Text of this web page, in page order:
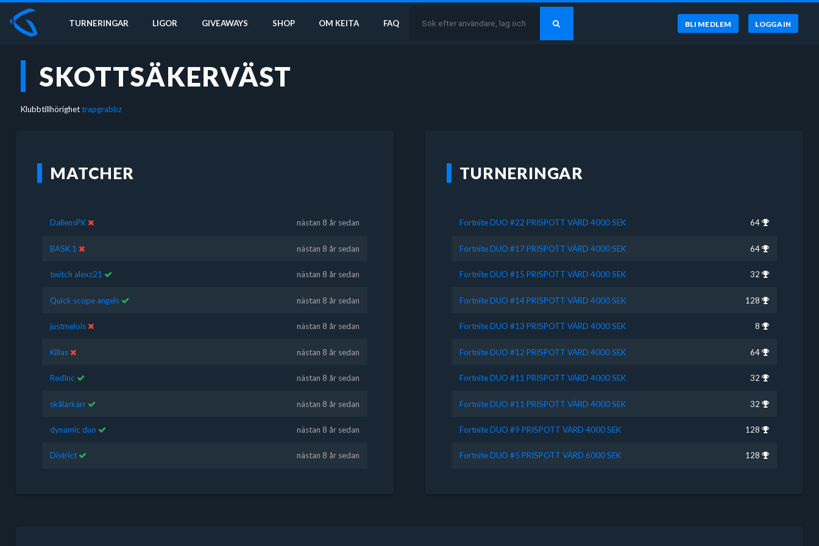
TURNERINGAR LIGOR GIVEAWAYS SHOP OM KEITA FAQ BLI MEDLEM LOGGA IN
SKOTTSÄKERVÄST
Klubbtillhörighettrapgrabbz
MATCHER
DallensPK nästan 8 år sedan
BASK 1 nästan 8 år sedan
twitch alexz21 nästan 8 år sedan
Quick scope angels nästan 8 år sedan
justmelols nästan 8 år sedan
Killas nästan 8 år sedan
RedInc nästan 8 år sedan
skålarkärr nästan 8 år sedan
dynamic duo nästan 8 år sedan
District nästan 8 år sedan
TURNERINGAR
Fortnite DUO #22 PRISPOTT VÄRD 4000 SEK 64
Fortnite DUO #17 PRISPOTT VÄRD 4000 SEK 64
Fortnite DUO #15 PRISPOTT VÄRD 4000 SEK 32
Fortnite DUO #14 PRISPOTT VÄRD 4000 SEK 128
Fortnite DUO #13 PRISPOTT VÄRD 4000 SEK 8
Fortnite DUO #12 PRISPOTT VÄRD 4000 SEK 64
Fortnite DUO #11 PRISPOTT VÄRD 4000 SEK 32
Fortnite DUO #11 PRISPOTT VÄRD 4000 SEK 32
Fortnite DUO #9 PRISPOTT VÄRD 4000 SEK 128
Fortnite DUO #5 PRISPOTT VÄRD 6000 SEK 128